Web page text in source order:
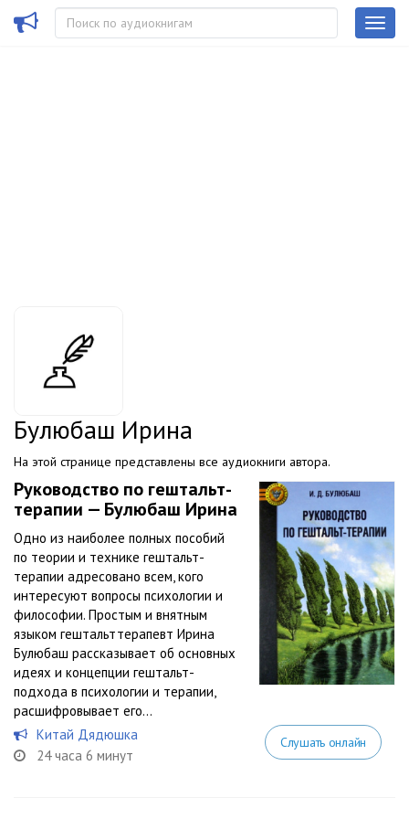
Булюбаш Ирина
На этой странице представлены все аудиокниги автора.
Руководство по гештальт-
терапии — Булюбаш Ирина
Одно из наиболее полных пособий
по теории и технике гештальт-
терапии адресовано всем, кого
интересуют вопросы психологии и
философии. Простым и внятным
языком гештальттерапевт Ирина
Булюбаш рассказывает об основных
идеях и концепции гештальт-
подхода в психологии и терапии,
расшифровывает его...
Китай Дядюшка
24 часа 6 минут
Слушать онлайн